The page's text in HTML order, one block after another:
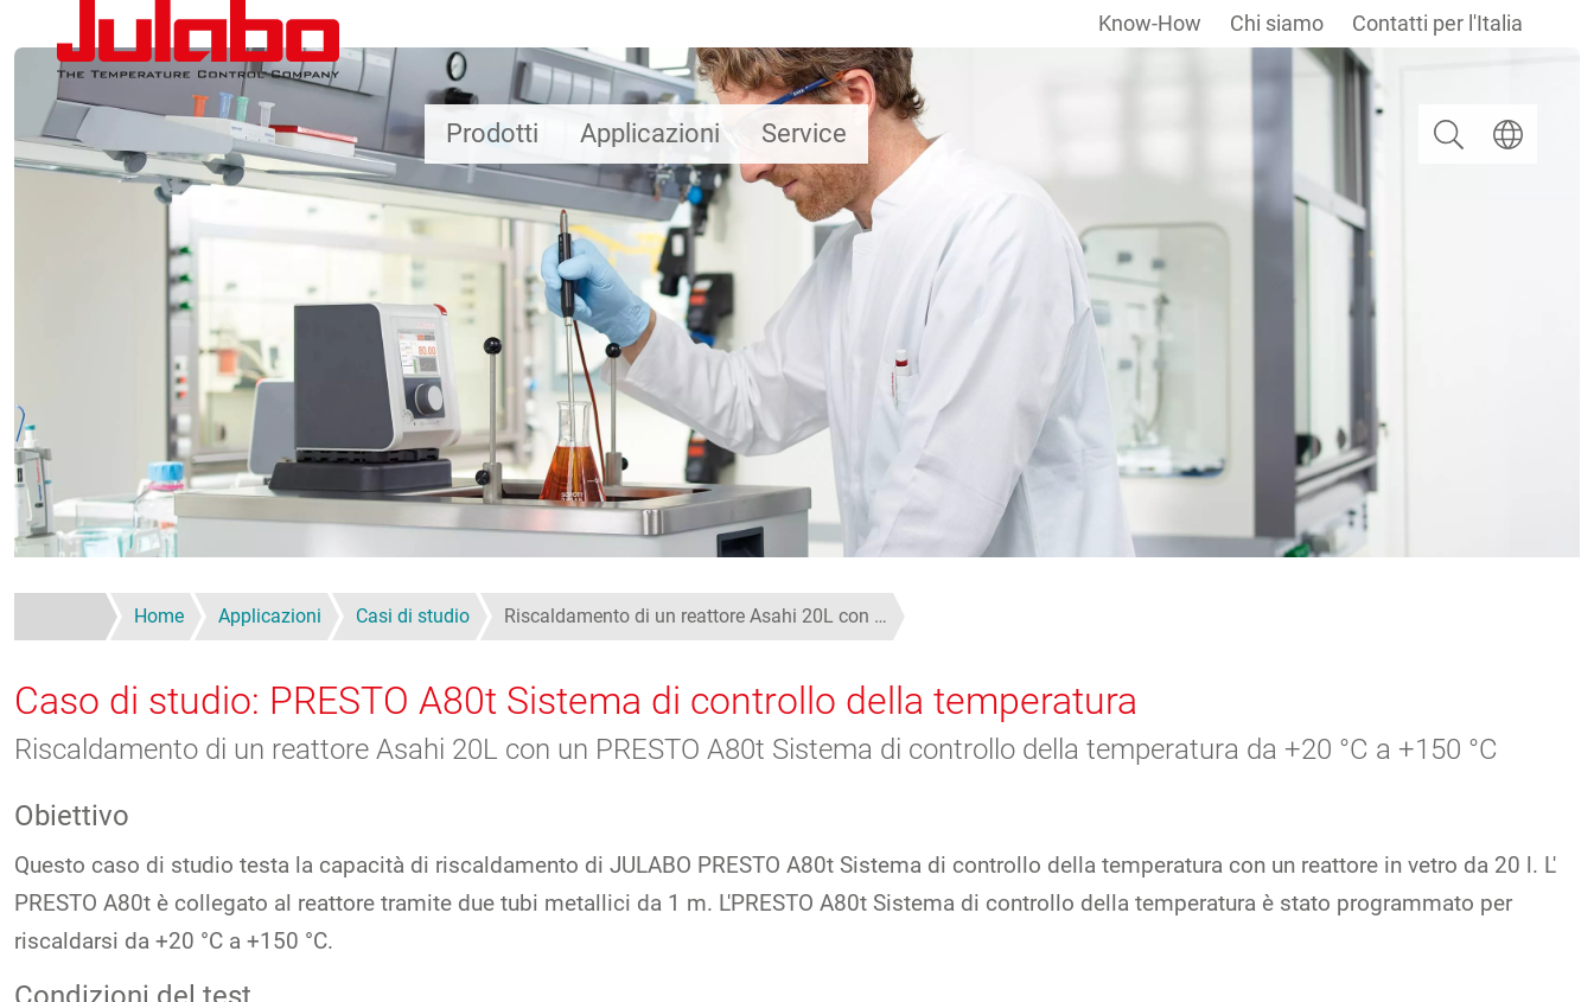
Salta al contenuto principale
Prodotti Applicazioni Service
Know-How Chi siamo Contatti per l'Italia
Ricerca Selezionare
Home Applicazioni Casi di studio Riscaldamento di un reattore Asahi 20L con …
Caso di studio: PRESTO A80t Sistema di controllo della temperatura
Riscaldamento di un reattore Asahi 20L con un PRESTO A80t Sistema di controllo della temperatura da +20 °C a +150 °C
Obiettivo
Questo caso di studio testa la capacità di riscaldamento di JULABO PRESTO A80t Sistema di controllo della temperatura con un reattore in vetro da 20 l. L'
PRESTO A80t è collegato al reattore tramite due tubi metallici da 1 m. L'PRESTO A80t Sistema di controllo della temperatura è stato programmato per
riscaldarsi da +20 °C a +150 °C.